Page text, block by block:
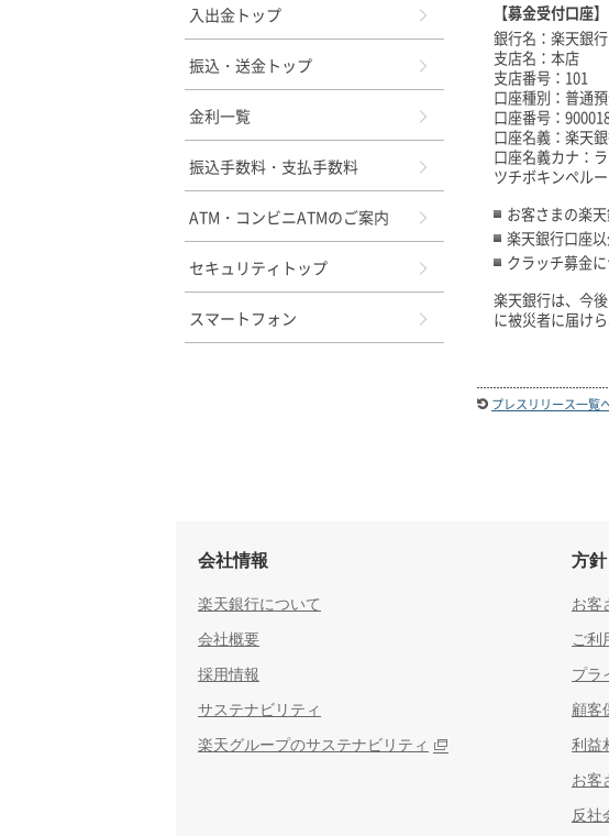
【募金受付口座】
銀行名：楽天銀行
支店名：本店
支店番号：101
口座種別：普通
口座番号：
口座名義：楽天
口座名義カナ：
ツチボキンペルー
お客さまの楽
楽天銀行口座
クラッチ募金
楽天銀行は、今
に被災者に届け
プレスリリース一覧
入出金トップ
振込・送金トップ
金利一覧
振込手数料・支払手数料
ATM・コンビニATMのご案内
セキュリティトップ
スマートフォン
会社情報
楽天銀行について
会社概要
採用情報
サステナビリティ
楽天グループのサステナビリティ
方
お客
ご利
プラ
顧客
利益
お客
反社